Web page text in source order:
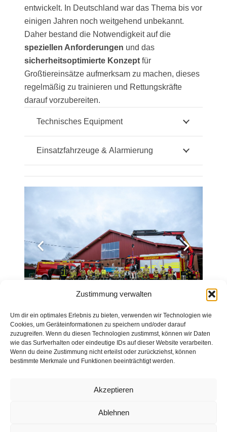
Zustimmung verwalten
Um dir ein optimales Erlebnis zu bieten, verwenden wir Technologien wie
Cookies, um Geräteinformationen zu speichern und/oder darauf
zuzugreifen. Wenn du diesen Technologien zustimmst, können wir Daten
wie das Surfverhalten oder eindeutige IDs auf dieser Website verarbeiten.
Wenn du deine Zustimmung nicht erteilst oder zurückziehst, können
bestimmte Merkmale und Funktionen beeinträchtigt werden.
Akzeptieren
Ablehnen
entwickelt. In Deutschland war das Thema bis vor
einigen Jahren noch weitgehend unbekannt.
Daher bestand die Notwendigkeitauf die
speziellen Anforderungen und das
sicherheitsoptimierte Konzept für
Großtiereinsätze aufmerksam zu machen, dieses
regelmäßig zu trainieren und Rettungskräfte
darauf vorzubereiten.
Technisches Equipment
Einsatzfahrzeuge & Alarmierung
Datenschutz